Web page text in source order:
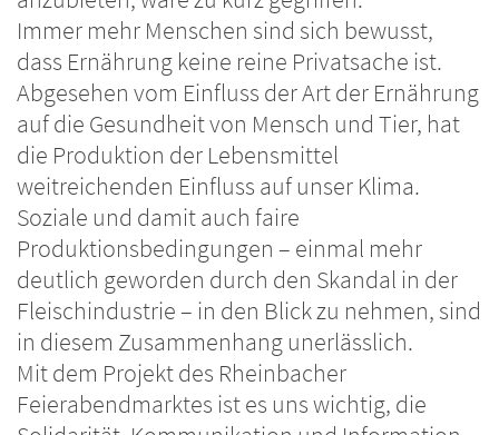
Immer mehr Menschen sind sich bewusst,
dass Ernährung keine reine Privatsache ist.
Abgesehen vom Einfluss der Art der Ernährung
auf die Gesundheit von Mensch und Tier, hat
die Produktion der Lebensmittel
weitreichenden Einfluss auf unser Klima.
Soziale und damit auch faire
Produktionsbedingungen – einmal mehr
deutlich geworden durch den Skandal in der
Fleischindustrie – in den Blick zu nehmen, sind
in diesem Zusammenhang unerlässlich.
Mit dem Projekt des Rheinbacher
Feierabendmarktes ist es uns wichtig, die